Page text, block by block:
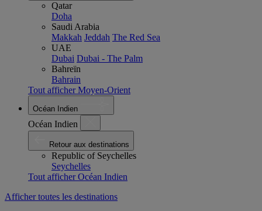
Qatar
Doha
Saudi Arabia
Makkah Jeddah The Red Sea
UAE
Dubai Dubai - The Palm
Bahreïn
Bahrain
Tout afficher Moyen-Orient
Océan Indien
Océan Indien
Retour aux destinations
Republic of Seychelles
Seychelles
Tout afficher Océan Indien
Afficher toutes les destinations